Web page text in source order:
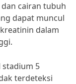
cairan tubuh
dapat muncul
dalam
stadium 5
terdeteksi